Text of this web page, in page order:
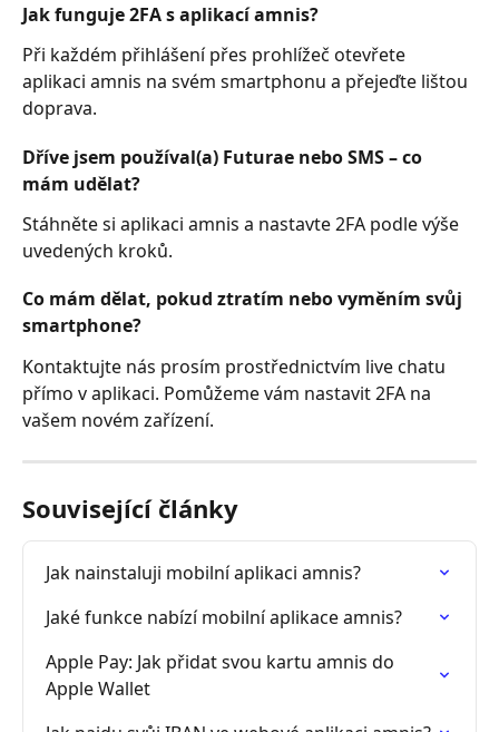
Jak funguje 2FA s aplikací amnis?
Při každém přihlášení přes prohlížeč otevřete
aplikaci amnis na svém smartphonu a přejeďte lištou
doprava.
Dříve jsem používal(a) Futurae nebo SMS – co
mám udělat?
Stáhněte si aplikaci amnis a nastavte 2FA podle výše
uvedených kroků.
Co mám dělat, pokud ztratím nebo vyměním svůj
smartphone?
Kontaktujte nás prosím prostřednictvím live chatu
přímo v aplikaci. Pomůžeme vám nastavit 2FA na
vašem novém zařízení.
Související články
Jak nainstaluji mobilní aplikaci amnis?
Jaké funkce nabízí mobilní aplikace amnis?
Apple Pay: Jak přidat svou kartu amnis do
Apple Wallet